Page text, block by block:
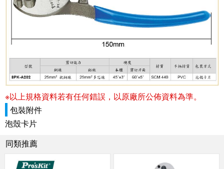
※以上規格資料若有任何錯誤，以原廠所公佈資料為準。
包裝附件
泡殼卡片
同類推薦